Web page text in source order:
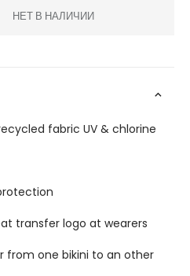
НЕТ В НАЛИЧИИ
fabric UV & chlorine
transfer logo at wearers
one bikini to an other